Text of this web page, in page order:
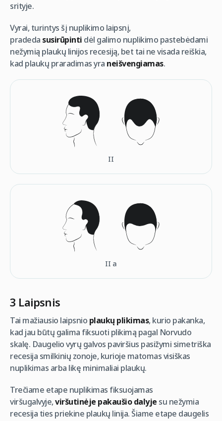
srityje.
Vyrai, turintys šį nuplikimo laipsnį,
pradeda susirūpinti dėl galimo nuplikimo pastebėdami
nežymią plaukų linijos recesiją, bet tai ne visada reiškia,
kad plaukų praradimas yra neišvengiamas.
II
II а
3 Laipsnis
Tai mažiausio laipsnio plaukų plikimas, kurio pakanka,
kad jau būtų galima fiksuoti plikimą pagal Norvudo
skalę. Daugelio vyrų galvos paviršius pasižymi simetriška
recesija smilkinių zonoje, kurioje matomas visiškas
nuplikimas arba likę minimaliai plaukų.
Trečiame etape nuplikimas fiksuojamas
viršugalvyje,viršutinėje pakaušio dalyje su nežymia
recesija ties priekine plaukų linija. Šiame etape daugelis